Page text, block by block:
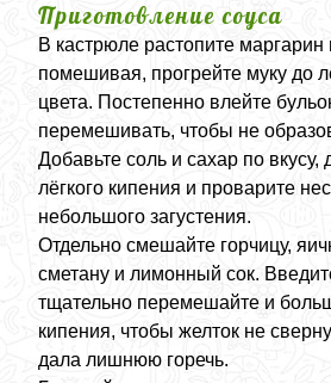
Приготовление соуса
В кастрюле растопите маргарин
помешивая, прогрейте муку до
цвета. Постепенно влейте
перемешивать, чтобы не
Добавьте соль и сахар по вкусу,
лёгкого кипения и проварите
небольшого загустения.
Отдельно смешайте горчицу,
сметану и лимонный сок.
тщательно перемешайте и
кипения, чтобы желток не
дала лишнюю горечь.